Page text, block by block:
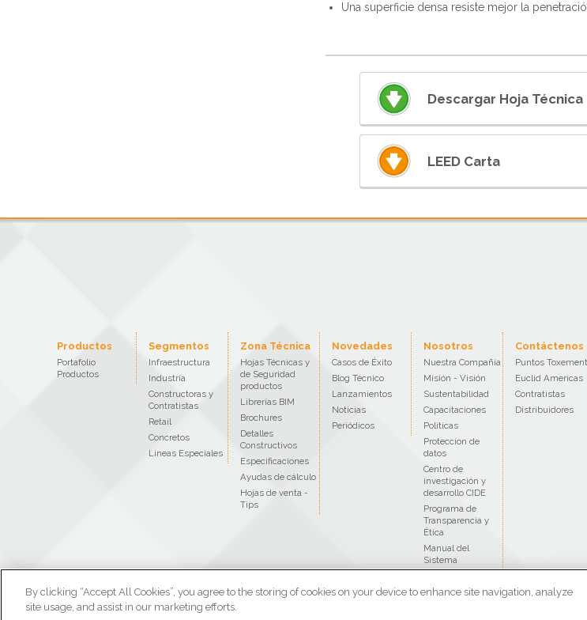
Una superficie densa resiste mejor la
Descargar Hoja Técnica
LEED Carta
Productos
Portafolio
Productos
Segmentos
Infraestructura
Industria
Constructoras y
Contratistas
Retail
Concretos
Lineas Especiales
Zona Técnica
Hojas Técnicas y
de Seguridad
productos
Librerías BIM
Brochures
Detalles
Constructivos
Especificaciones
Ayudas de cálculo
Hojas de venta -
Tips
Novedades
Casos de Éxito
Blog Técnico
Lanzamientos
Noticias
Periódicos
Nosotros
Nuestra Compañía
Misión - Visión
Sustentabilidad
Capacitaciones
Políticas
Proteccion de
datos
Centro de
investigación y
desarrollo CIDE
Programa de
Transparencia y
Ética
Manual del
Sistema
SAGRILAFT
Contáctenos
Puntos Toxement
Euclid Americas
Contratistas
Distribuidores
Copyright © All Rights Reserved
By clicking “Accept All Cookies”, you agree to the storing of cookies on your device to enhance site navigation, analyze
site usage, and assist in our marketing efforts.